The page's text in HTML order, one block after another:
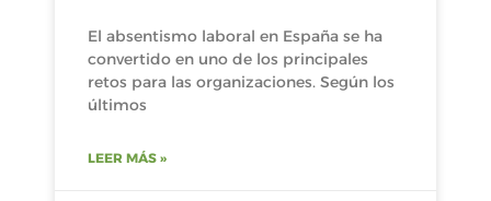
El absentismo laboral en España se ha
convertido en uno de los principales
retos para las organizaciones. Según los
últimos
LEER MÁS »